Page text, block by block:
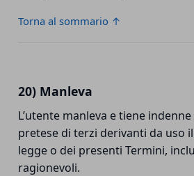
Torna al sommario ↑
20) Manleva
L’utente manleva e tiene
pretese di terzi derivanti da uso
legge o dei presenti Termini,
ragionevoli.